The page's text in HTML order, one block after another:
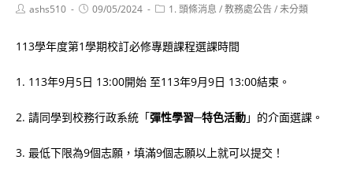
Postashs510
Post09/05/2024
Post1. 頭條消息 /教務處公告/未分類
113學年度第1學期校訂必修專題課程選課時間
1. 113年9月5日 13:00開始 至113年9月9日 13:00結束。
2. 請同學到校務行政系統「彈性學習─特色活動」的介面選課。
3. 最低下限為9個志願，填滿9個志願以上就可以提交！